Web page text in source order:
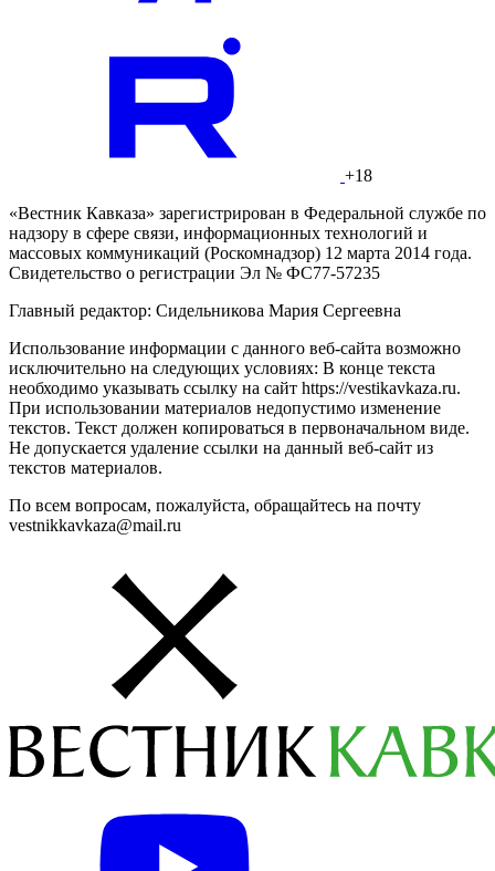
+18
«Вестник Кавказа» зарегистрирован в Федеральной службе по
надзору в сфере связи, информационных технологий и
массовых коммуникаций (Роскомнадзор) 12 марта 2014 года.
Свидетельство о регистрации Эл № ФС77-57235
Главный редактор: Сидельникова Мария Сергеевна
Использование информации с данного веб-сайта возможно
исключительно на следующих условиях: В конце текста
необходимо указывать ссылку на сайт https://vestikavkaza.ru.
При использовании материалов недопустимо изменение
текстов. Текст должен копироваться в первоначальном виде.
Не допускается удаление ссылки на данный веб-сайт из
текстов материалов.
По всем вопросам, пожалуйста, обращайтесь на почту
vestnikkavkaza@mail.ru